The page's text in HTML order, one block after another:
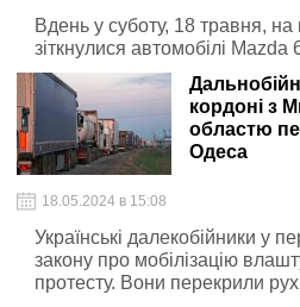
Вдень у суботу, 18 травня, на
зіткнулися автомобілі
кордоні з
областю
Одеса
18.05.2024 в 15:08
Українські далекобійники у
закону про мобілізацію
протесту. Вони перекрили